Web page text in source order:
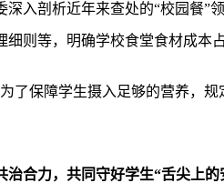
深入剖析近年来查处的“校园餐”
则等，明确学校食堂食材成本
了保障学生摄入足够的营养，
治合力，共同守好学生“舌尖上的